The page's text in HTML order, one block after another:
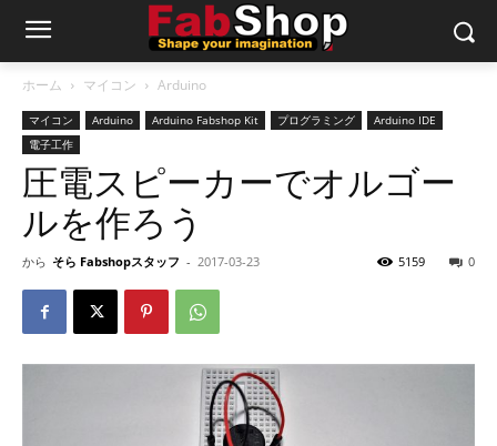
ホーム マイコン Arduino
マイコン Arduino Arduino Fabshop Kit プログラミング
Arduino IDE
電子工作
圧電スピーカーでオルゴー
ルを作ろう
から そら Fabshopスタッフ - 2017-03-23 0
5159